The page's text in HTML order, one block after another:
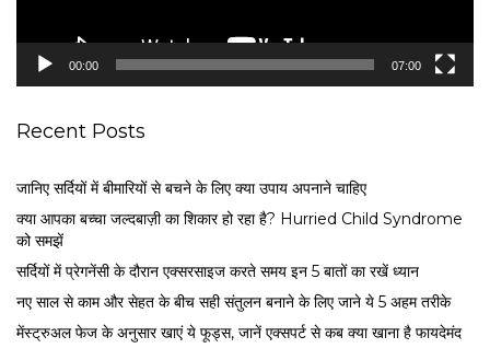
00:00 07:00
Recent Posts
जानिए सर्दियों में बीमारियों से बचने के लिए क्या उपाय अपनाने चाहिए
क्या आपका बच्चा जल्दबाज़ी का शिकार हो रहा है? Hurried Child Syndrome
को समझें
सर्द‍ियों में प्रेगनेंसी के दौरान एक्सरसाइज करते समय इन 5 बातों का रखें ध्यान
नए साल से काम और सेहत के बीच सही संतुलन बनाने के लिए जाने ये 5 अहम तरीके
मेंस्ट्रुअल फेज के अनुसार खाएं ये फूड्स, जानें एक्सपर्ट से कब क्या खाना है फायदेमंद